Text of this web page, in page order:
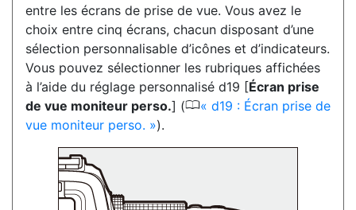
entre les écrans de prise de vue. Vous avez le
choix entre cinq écrans, chacun disposant d’une
sélection personnalisable d’icônes et d’indicateurs.
Vous pouvez sélectionner les rubriques affichées
à l’aide du réglage personnalisé d19 [Écran prise
de vue moniteur perso.] (0
d19 : Écran prise de
vue moniteur perso.
).